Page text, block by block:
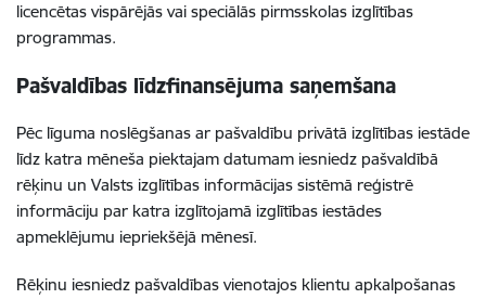
licencētas vispārējās vai speciālās pirmsskolas izglītības
programmas.
Pašvaldības līdzfinansējuma saņemšana
Pēc līguma noslēgšanas ar pašvaldību privātā izglītības iestāde
līdz katra mēneša piektajam datumam iesniedz pašvaldībā
rēķinu un Valsts izglītības informācijas sistēmā reģistrē
informāciju par katra izglītojamā izglītības iestādes
apmeklējumu iepriekšējā mēnesī.
Rēķinu iesniedz pašvaldības vienotajos klientu apkalpošanas